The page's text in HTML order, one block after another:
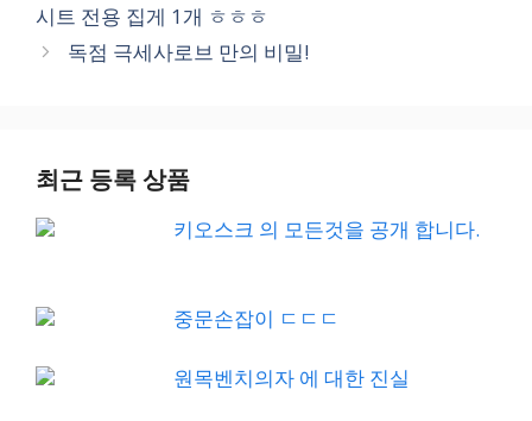
시트 전용 집게 1개 ㅎㅎㅎ
독점 극세사로브 만의 비밀!
최근 등록 상품
키오스크 의 모든것을 공개 합니다.
중문손잡이 ㄷㄷㄷ
원목벤치의자 에 대한 진실